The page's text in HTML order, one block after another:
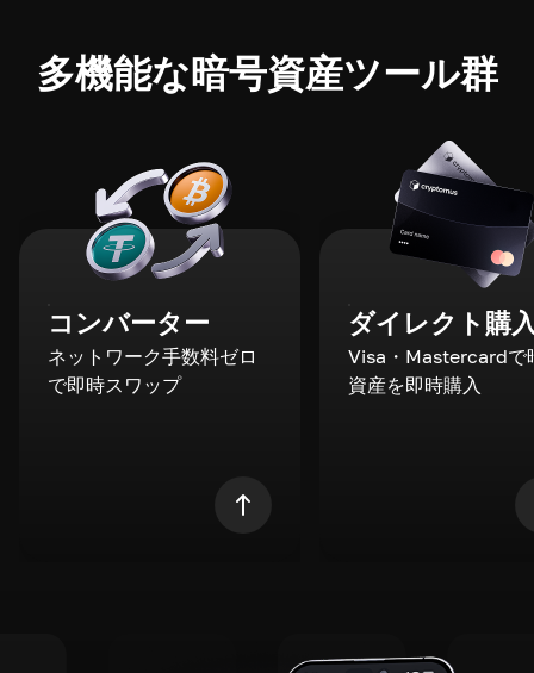
多機能な暗号資産ツール群
コンバーター
ネットワーク手数料ゼロ
で即時スワップ
ダイレクト購
Visa・Mastercardで
資産を即時購入